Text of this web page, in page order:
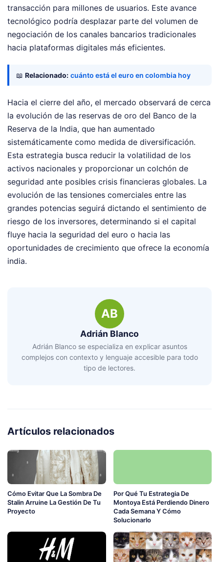
transacción para millones de usuarios. Este avance
tecnológico podría desplazar parte del volumen de
negociación de los canales bancarios tradicionales
hacia plataformas digitales más eficientes.
📖 Relacionado: cuánto está el euro en colombia hoy
Hacia el cierre del año, el mercado observará de cerca
la evolución de las reservas de oro del Banco de la
Reserva de la India, que han aumentado
sistemáticamente como medida de diversificación.
Esta estrategia busca reducir la volatilidad de los
activos nacionales y proporcionar un colchón de
seguridad ante posibles crisis financieras globales. La
evolución de las tensiones comerciales entre las
grandes potencias seguirá dictando el sentimiento de
riesgo de los inversores, determinando si el capital
fluye hacia la seguridad del euro o hacia las
oportunidades de crecimiento que ofrece la economía
india.
AB
Adrián Blanco
Adrián Blanco se especializa en explicar asuntos
complejos con contexto y lenguaje accesible para todo
tipo de lectores.
Artículos relacionados
Cómo Evitar Que La Sombra De
Stalin Arruine La Gestión De Tu
Proyecto
Por Qué Tu Estrategia De
Montoya Está Perdiendo Dinero
Cada Semana Y Cómo
Solucionarlo